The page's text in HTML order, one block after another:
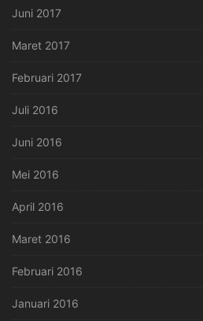
Juni 2017
Maret 2017
Februari 2017
Juli 2016
Juni 2016
Mei 2016
April 2016
Maret 2016
Februari 2016
Januari 2016